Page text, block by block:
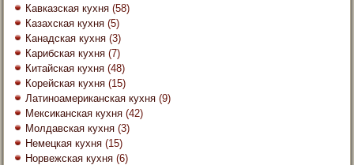
Кавказская кухня (58)
Казахская кухня (5)
Канадская кухня (3)
Карибская кухня (7)
Китайская кухня (48)
Корейская кухня (15)
Латиноамериканская кухня (9)
Мексиканская кухня (42)
Молдавская кухня (3)
Немецкая кухня (15)
Норвежская кухня (6)